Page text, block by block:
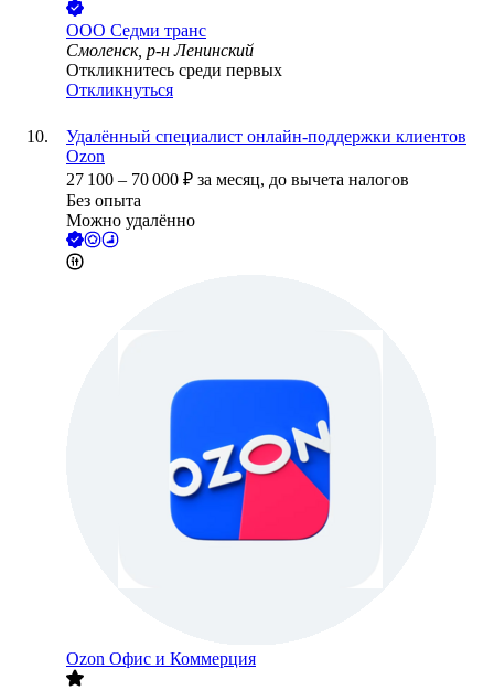
ООО Седми транс
Смоленск, р-н Ленинский
Откликнитесь среди первых
Откликнуться
Удалённый специалист онлайн-поддержки клиентов
Ozon
27 100 – 70 000 ₽ за месяц, до вычета налогов
Без опыта
Можно удалённо
Ozon Офис и Коммерция